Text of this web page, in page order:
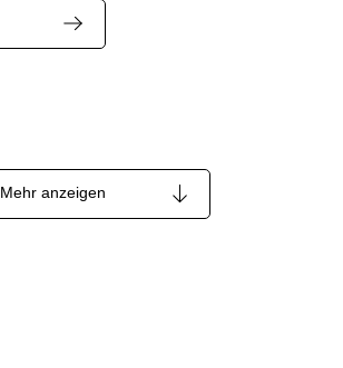
Mehr anzeigen